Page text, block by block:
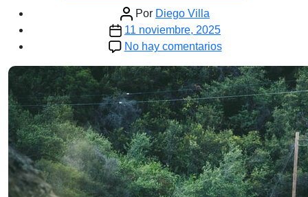
Autor
de
la
Por Diego Villa
Fecha
de
entrada
11 noviembre, 2025
No hay comentariosen
Durango:
Servicios
y
Coberturas